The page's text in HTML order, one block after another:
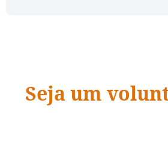
Seja um